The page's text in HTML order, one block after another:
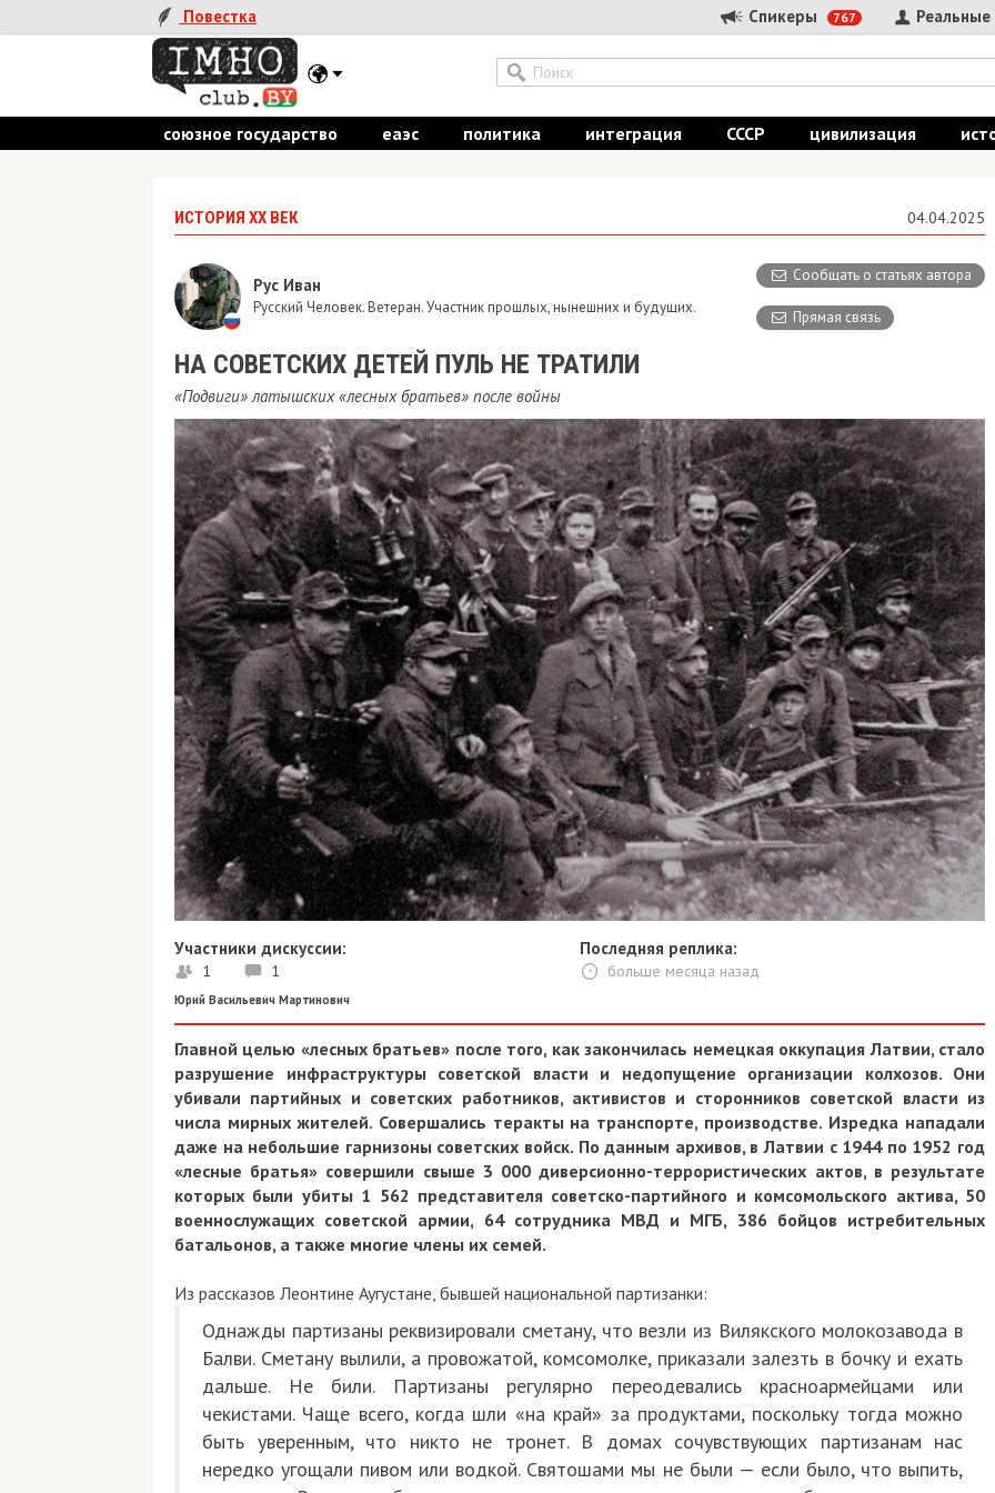
Повестка Спикеры 767
союзное государство еаэс политика интеграция СССР цивилизация
ИСТОРИЯ ХХ ВЕК 04.04.2025
Сообщать о статьях автора
Прямая связь
Рус Иван
Русский Человек. Ветеран. Участник прошлых, нынешних и будущих.
НА СОВЕТСКИХ ДЕТЕЙ ПУЛЬ НЕ ТРАТИЛИ
«Подвиги» латышских «лесных братьев» после войны
Участники дискуссии:
1 1
Последняя реплика:
больше месяца назад
Юрий Васильевич Мартинович
Главной целью «лесных братьев» после того, как закончилась немецкая оккупация Латвии, стало
разрушение инфраструктуры советской власти и недопущение организации колхозов. Они
убивали партийных и советских работников, активистов и сторонников советской власти из
числа мирных жителей. Совершались теракты на транспорте, производстве. Изредка нападали
даже на небольшие гарнизоны советских войск. По данным архивов, в Латвии с 1944 по 1952 год
«лесные братья» совершили свыше 3 000 диверсионно-террористических актов, в результате
которых были убиты 1 562 представителя советско-партийного и комсомольского актива, 50
военнослужащих советской армии, 64 сотрудника МВД и МГБ, 386 бойцов истребительных
батальонов, а также многие члены их семей.
Из рассказов Леонтине Аугустане, бывшей национальной партизанки:
Однажды партизаны реквизировали сметану, что везли из Вилякского молокозавода в
Балви. Сметану вылили, а провожатой, комсомолке, приказали залезть в бочку и ехать
дальше. Не били. Партизаны регулярно переодевались красноармейцами или
чекистами. Чаще всего, когда шли «на край» за продуктами, поскольку тогда можно
быть уверенным, что никто не тронет. В домах сочувствующих партизанам нас
нередко угощали пивом или водкой. Святошами мы не были — если было, что выпить,